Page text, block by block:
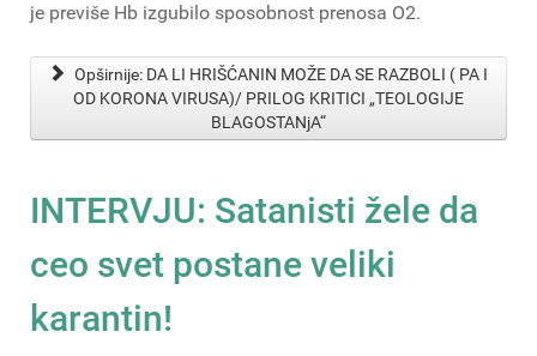
je previše Hb izgubilo sposobnost prenosa O2.
Opširnije: DA LI HRIŠĆANIN MOŽE DA SE RAZBOLI ( PA I
OD KORONA VIRUSA)/ PRILOG KRITICI „TEOLOGIJE
BLAGOSTANjA“
INTERVJU: Satanisti žele da
ceo svet postane veliki
karantin!